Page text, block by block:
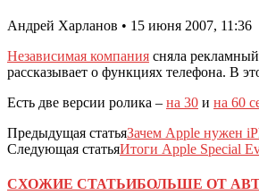
Андрей Харланов • 15 июня 2007, 11:36
Независимая компания сняла
рассказывает о функциях телефона. В
Есть две версии ролика – на 30 и на 60
Предыдущая статьяЗачем Apple нужен
Следующая статьяИтоги Apple Special
СХОЖИЕ СТАТЬИБОЛЬШЕ ОТ